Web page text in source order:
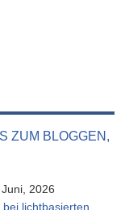
ZUM BLOGGEN,
2026
lichtbasierten